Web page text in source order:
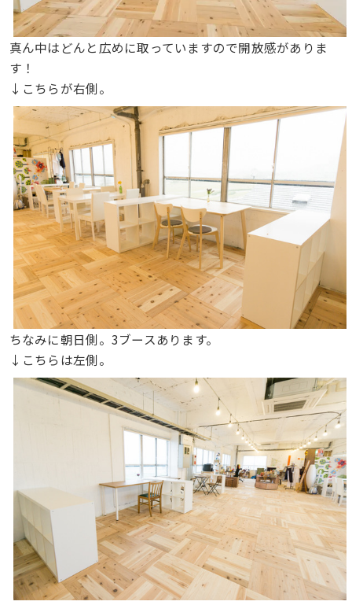
真ん中はどんと広めに取っていますので開放感がありま
す！
↓こちらが右側。
ちなみに朝日側。3ブースあります。
↓こちらは左側。